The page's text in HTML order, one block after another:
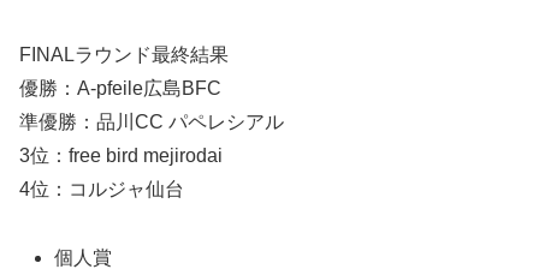
FINALラウンド最終結果
優勝：A-pfeile広島BFC
準優勝：品川CC パペレシアル
3位：free bird mejirodai
4位：コルジャ仙台
個人賞